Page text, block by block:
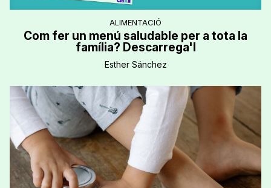
ALIMENTACIÓ
Com fer un menú saludable per a tota la
família? Descarrega'l
Esther Sánchez